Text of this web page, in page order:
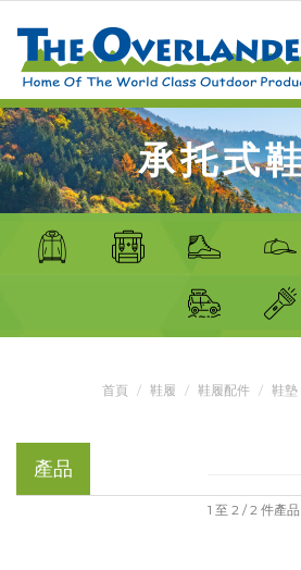
承托式
首頁 鞋履 鞋履配件 鞋墊
產品
1 至 2 / 2 件產品